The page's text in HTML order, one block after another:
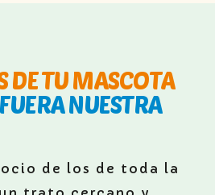
DE TU MASCOTA
NUESTRA
de los de toda la